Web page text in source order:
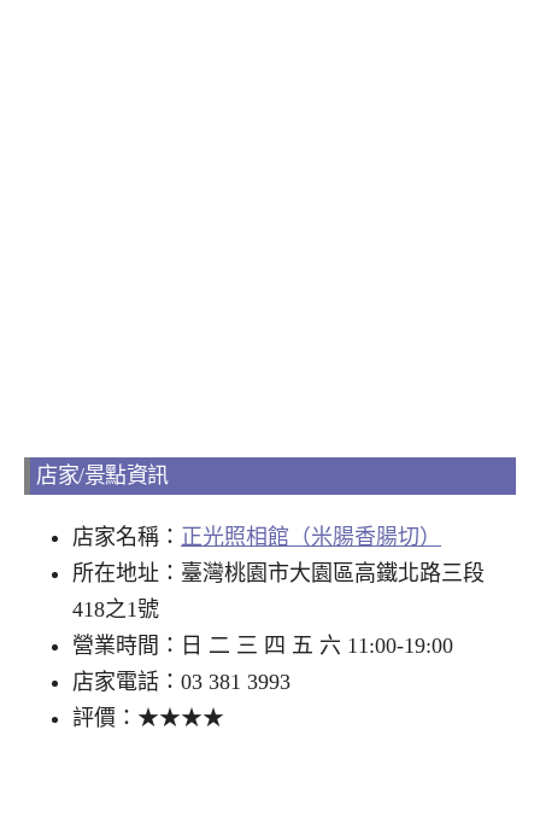
店家/景點資訊
店家名稱： 正光照相館（米腸香腸切）
所在地址：臺灣桃園市大園區高鐵北路三段
418之1號
營業時間：日 二 三 四 五 六 11:00-19:00
店家電話：03 381 3993
評價：★★★★